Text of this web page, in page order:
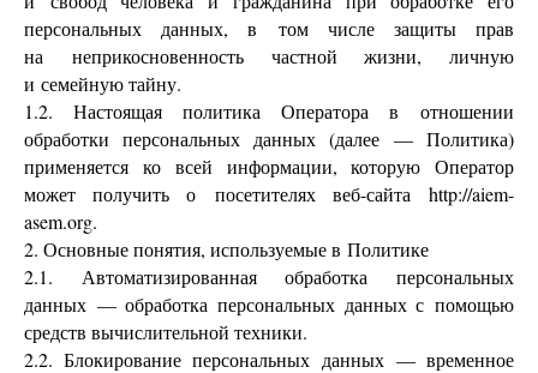
персональных данных, в том числе защиты прав
на неприкосновенность частной жизни, личную
и семейную тайну.
1.2. Настоящая политика Оператора в отношении
обработки персональных данных (далее — Политика)
применяется ко всей информации, которую Оператор
может получить о посетителях веб-сайта http://aiem-
asem.org.
2. Основные понятия, используемые в Политике
2.1. Автоматизированная обработка персональных
данных — обработка персональных данных с помощью
средств вычислительной техники.
2.2. Блокирование персональных данных — временное